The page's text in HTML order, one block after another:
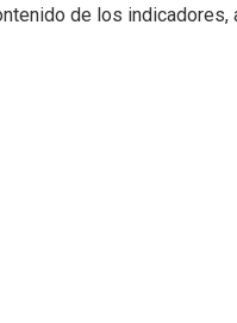
de los